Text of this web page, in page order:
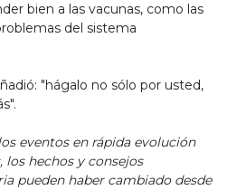
bien a las vacunas, como las
del sistema
"hágalo no sólo por usted,
eventos en rápida evolución
los hechos y consejos
pueden haber cambiado desde